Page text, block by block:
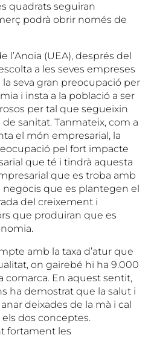
quadrats seguiran
podrà obrir només de
l’Anoia (UEA), després del
a les seves empreses
la seva gran preocupació per
i insta a la població a ser
per tal que segueixin
sanitat. Tanmateix, com a
el món empresarial, la
pel fort impacte
que té i tindrà aquesta
que es troba amb
que es plantegen el
del creixement i
que produiran que es
amb la taxa d’atur que
on gairebé hi ha 9.000
comarca. En aquest sentit,
ha demostrat que la salut i
deixades de la mà i cal
dos conceptes.
fortament les